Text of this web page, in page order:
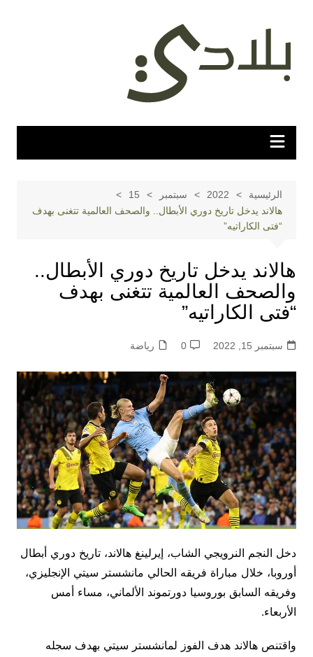
المحتوى
الرئيسية 2022 سبتمبر
15
هالاند يدخل تاريخ دوري الأبطال.. والصحف العالمية تتغنى بهدف
“فتى الكاراتيه”
هالاند يدخل تاريخ دوري الأبطال..
والصحف العالمية تتغنى بهدف
“فتى الكاراتيه”
سبتمبر 15, 2022 0 رياضة
دخل النجم النرويجي الشاب، إيرلينغ هالاند، تاريخ دوري أبطال
أوروبا، خلال مباراة فريقه الحالي مانشستر سيتي الإنجليزي،
وفريقه السابق بوروسيا دورتموند الألماني، مساء أمس
الأربعاء.
واقتنص هالاند هدف الفوز لمانشستر سيتي بهدف سجله